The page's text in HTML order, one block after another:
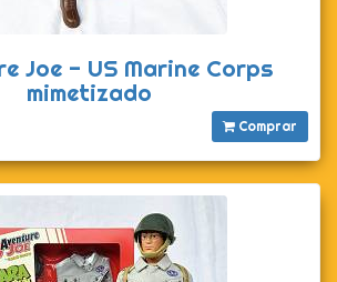
Joe - US Marine Corps
mimetizado
Comprar